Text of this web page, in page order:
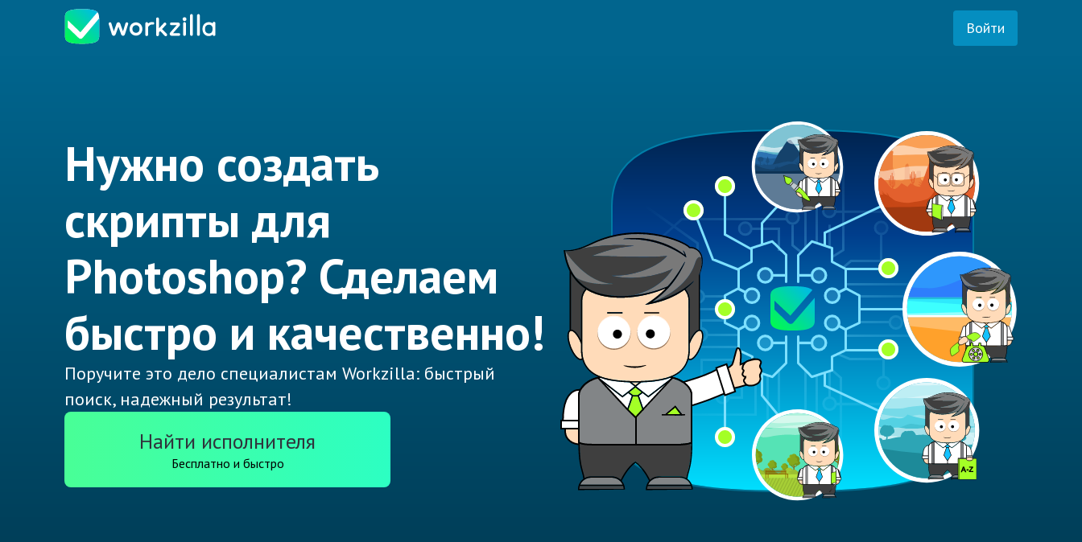
Войти
Нужно создать
скрипты для
Photoshop? Сделаем
быстро и качественно!
Поручите это дело специалистам Workzilla: быстрый
поиск, надежный результат!
Найти исполнителя
Бесплатно и быстро